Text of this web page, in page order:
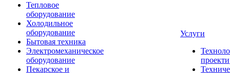
Тепловое
оборудование
Холодильное
оборудование
Бытовая техника
Электромеханическое
оборудование
Пекарское и
Услуги